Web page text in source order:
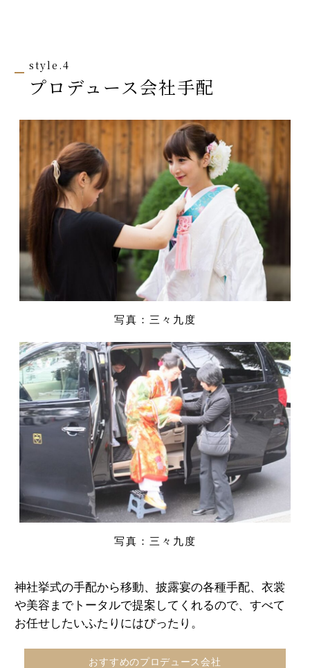
style.4
プロデュース会社手配
写真：三々九度
写真：三々九度
神社挙式の手配から移動、披露宴の各種手配、衣裳
や美容までトータルで提案してくれるので、すべて
お任せしたいふたりにはぴったり。
おすすめのプロデュース会社